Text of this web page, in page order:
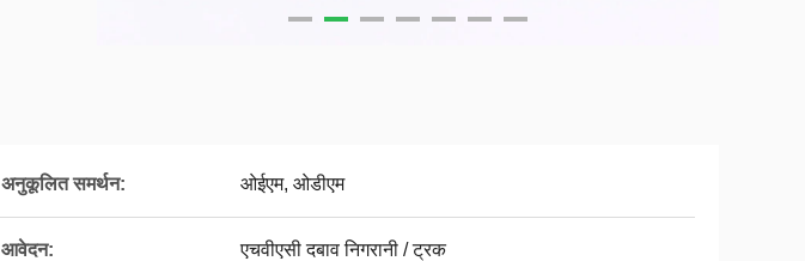
अनुकूलित समर्थन: ओईएम, ओडीएम
आवेदन: एचवीएसी दबाव निगरानी / ट्रक